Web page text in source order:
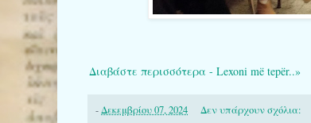
Διαβάστε περισσότερα - Lexoni më tepër..»
-Δεκεμβρίου 07, 2024
Δεν υπάρχουν σχόλια: